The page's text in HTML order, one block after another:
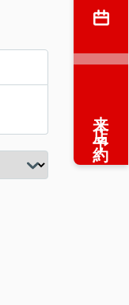
来店予約